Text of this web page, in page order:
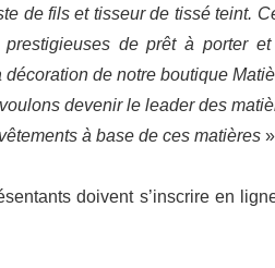
de fils et tisseur de tissé teint.
de prêt à porter
de notre boutique
devenir le leader des
à base de ces matières
doivent s’inscrire en